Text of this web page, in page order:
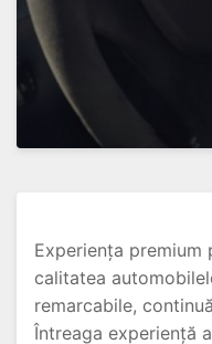
Experiența premium
calitatea
remarcabile,
Întreaga experiență